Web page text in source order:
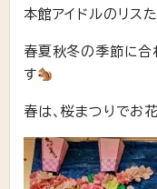
本館アイドルのリス
春夏秋冬の季節に合
す
春は、桜まつりでお